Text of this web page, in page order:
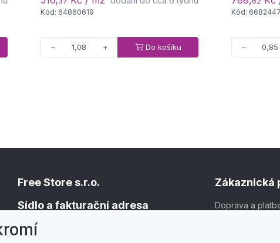
Kód: 64860619
− + Do košíku
Kód:
−
Free Store s.r.o.
Sídlo a fakturační adresa
Hřbitovní 524/1
Zákaznická
Doprava a